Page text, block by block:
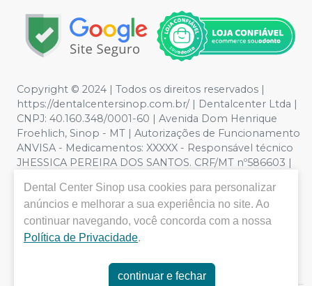
Copyright © 2024 | Todos os direitos reservados |
https://dentalcentersinop.com.br/ | Dentalcenter Ltda |
CNPJ: 40.160.348/0001-60 | Avenida Dom Henrique
Froehlich, Sinop - MT | Autorizações de Funcionamento
ANVISA - Medicamentos: XXXXX - Responsável técnico
JHESSICA PEREIRA DOS SANTOS. CRF/MT nº586603 |
ilustrativas - Os preços e condições da loja virtual estão
sujeitos a alterações. Em caso de divergência de preços
no site, o valor válido é o do Carrinho de Compra. Não
vendemos por atacado por isso nos reservamos o
Dental Center Sinop usa cookies para personalizar
anúncios e melhorar a sua experiência no site. Ao
continuar navegando, você concorda com a nossa
Política de Privacidade.
continuar e fechar